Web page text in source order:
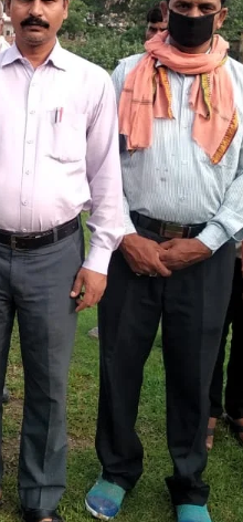
शादी
जीटी रोड पर ट्रक ने बाइक
May 20, 2023
In "औरंगाबाद"